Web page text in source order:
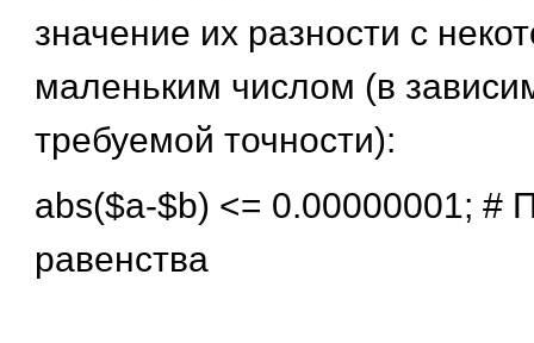
значение их разности с
маленьким числом (в
требуемой точности):
abs($a-$b) <= 0.00000001; #
равенства